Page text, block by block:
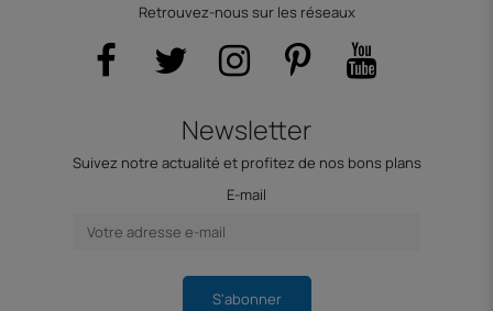
Retrouvez-nous sur les réseaux
Newsletter
Suivez notre actualité et profitez de nos bons plans
E-mail
S'abonner